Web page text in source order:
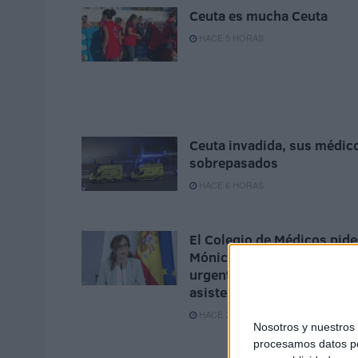
Nosotros y nuestros
procesamos datos
Ceuta es mucha Ceuta
HACE 5 HORAS
Ceuta invadida, sus
sobrepasados
HACE 6 HORAS
El Colegio de Médicos
Mónica García medidas
urgentes ante la "catástrofe
asistencial" en Ceuta
HACE 7 HORAS